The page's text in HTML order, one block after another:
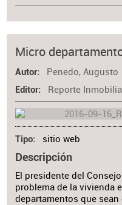
Micro
Autor Penedo, Augusto
Editor Reporte
Tipo sitio web
Descripción
El presidente del
problema de la vivienda
departamentos que